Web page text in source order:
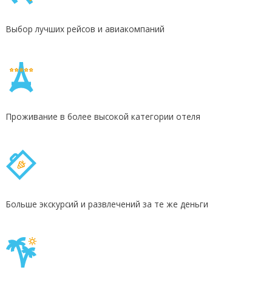
Выбор лучших рейсов и авиакомпаний
Проживание в более высокой категории отеля
Больше экскурсий и развлечений за те же деньги